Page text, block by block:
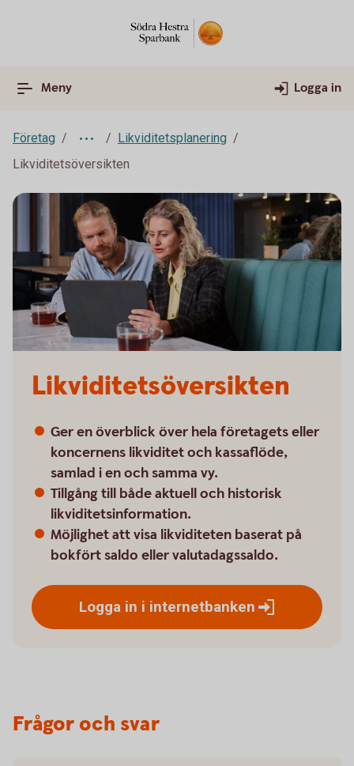
Meny Logga in
Företag
Likviditetsplanering
Likviditetsöversikten
Likviditetsöversikten
Ger en överblick över hela företagets eller
koncernens likviditet och kassaflöde,
samlad i en och samma vy.
Tillgång till både aktuell och historisk
likviditetsinformation.
Möjlighet att visa likviditeten baserat på
bokfört saldo eller valutadagssaldo.
Logga in i internetbanken
Frågor och svar